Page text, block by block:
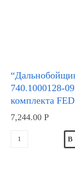
740.1000128-
комплекта
7,244.00Р
В